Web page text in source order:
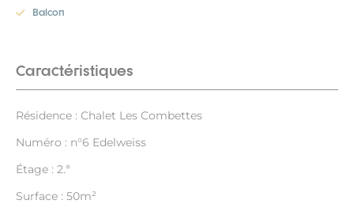
Balcon
Caractéristiques
Résidence : Chalet Les Combettes
Numéro : n°6 Edelweiss
Étage : 2.ª
Surface : 50m²